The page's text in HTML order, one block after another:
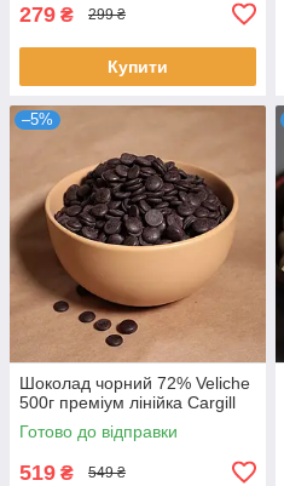
279 ₴ 299 ₴
Купити
–5%
Шоколад чорний 72% Veliche
500г преміум лінійка Cargill
Готово до відправки
519 ₴ 549 ₴